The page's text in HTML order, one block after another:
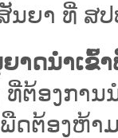
ຍາ ທີ່ ສປ
າດນຳເຂົ້
ອງການ
ດຕ້ອງຫ້າ